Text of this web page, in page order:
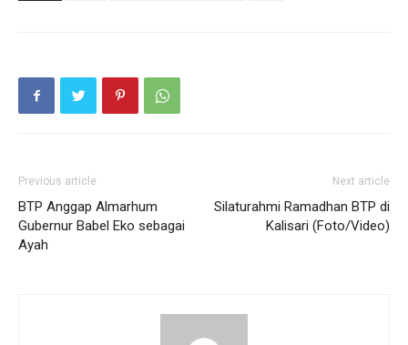
Previous article
BTP Anggap Almarhum
Gubernur Babel Eko sebagai
Ayah
Next article
Silaturahmi Ramadhan BTP di
Kalisari (Foto/Video)